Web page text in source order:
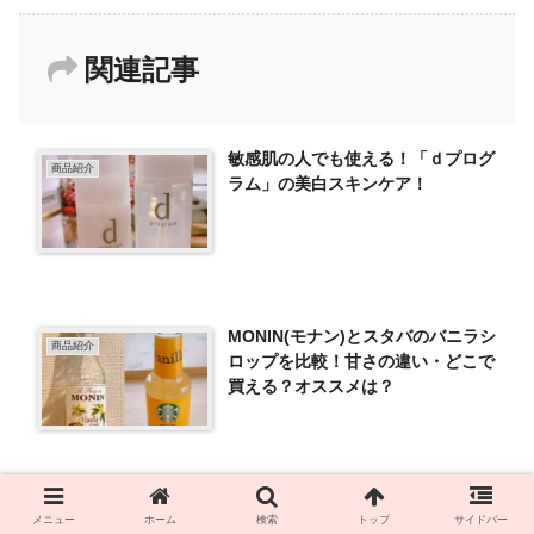
関連記事
商品紹介
敏感肌の人でも使える！「ｄプログ
ラム」の美白スキンケア！
商品紹介
MONIN(モナン)とスタバのバニラシ
ロップを比較！甘さの違い・どこで
買える？オススメは？
商品紹介
一度食べたらハマる！SANCH(サン
メニュー ホーム 検索 トップ サイドバー